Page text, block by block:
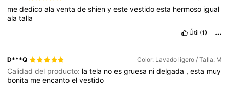
mededicoalaventadeshienyestevestidoesta hermoso igual
alatalla
Útil (1)
D***Q Color: Lavado ligero / Talla: M
Calidad del producto: latela noesgruesa nidelgada ,esta muy
bonita meencantoelvestido